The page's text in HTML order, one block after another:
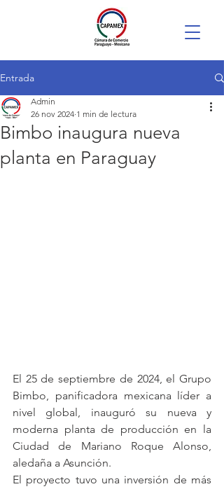
Entrada
Bimbo inaugura nueva
planta en Paraguay
Admin
26 nov 2024 1 min de lectura
El 25 de septiembre de 2024, el Grupo
Bimbo, panificadora mexicana líder a
nivel global, inauguró su nueva y
moderna planta de producción en la
Ciudad de Mariano Roque Alonso,
aledaña a Asunción.
El proyecto tuvo una inversión de más